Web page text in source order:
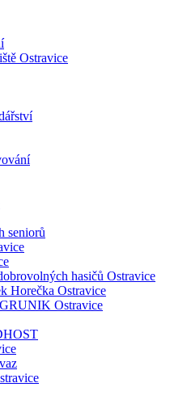
Ostravice
seniorů
hasičů Ostravice
Horečka Ostravice
Ostravice